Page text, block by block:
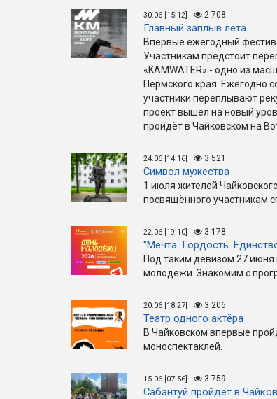
30.06 [15:12] 2 708
Главный заплыв лета
Впервые ежегодный
Участникам предстоит
«KAMWATER» - одно из
Пермского края. Ежегодно
участники переплывают
проект вышел на новый
пройдёт в Чайковском на
24.06 [14:16] 3 521
Символ мужества
1 июля жителей
посвящённого участникам
22.06 [19:10] 3 178
"Мечта. Гордость.
Под таким девизом 27
молодёжи. Знакомим с
20.06 [18:27] 3 206
Театр одного актёра
В Чайковском впервые
моноспектаклей.
15.06 [07:56] 3 759
Сабантуй пройдёт в